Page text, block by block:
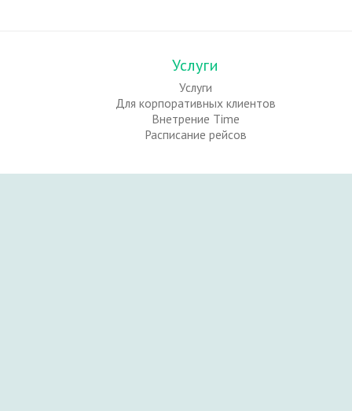
Услуги
Услуги
Для корпоративных клиентов
Внетрение Time
Расписание рейсов